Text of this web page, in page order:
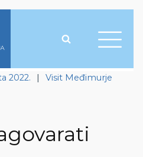
2022. | Visit Međimurje